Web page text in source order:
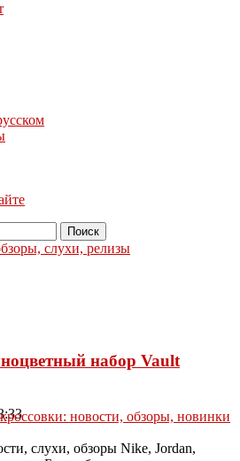
набор Vault
слухи, обзоры Nike, Jordan,